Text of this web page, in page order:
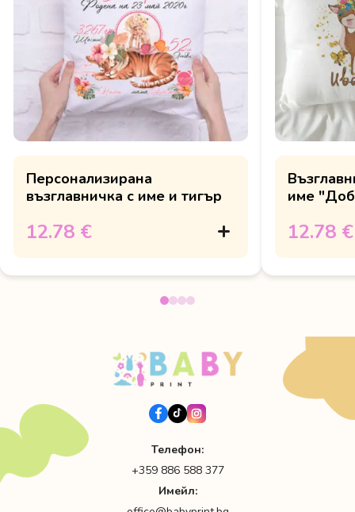
Персонализирана
възглавничка с име и тигър
12.78 €
име
12.78 €
Телефон:
+359 886 588 377
Имейл: